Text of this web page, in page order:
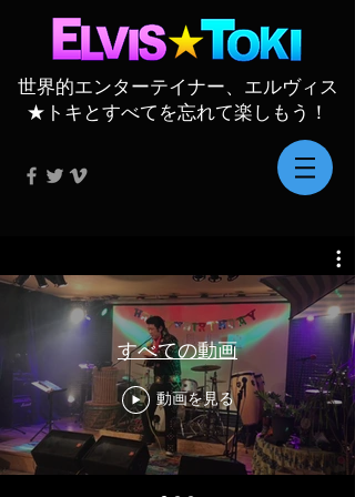
世界的エンターテイナー、エルヴィス
★トキとすべてを忘れて楽しもう！
すべての動画
動画を見る